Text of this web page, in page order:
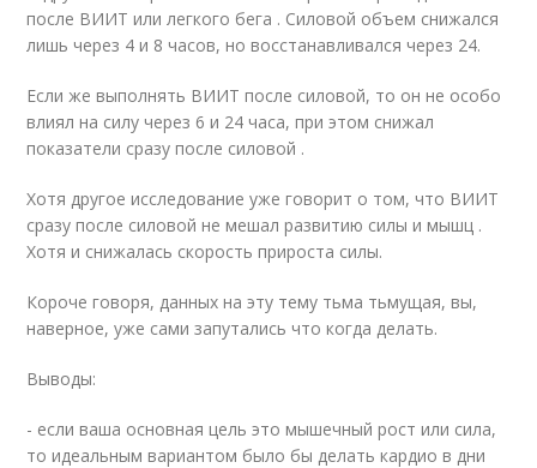
после ВИИТ или легкого бега . Силовой объем снижался
лишь через 4 и 8 часов, но восстанавливался через 24.
Если же выполнять ВИИТ после силовой, то он не особо
влиял на силу через 6 и 24 часа, при этом снижал
показатели сразу после силовой .
Хотя другое исследование уже говорит о том, что ВИИТ
сразу после силовой не мешал развитию силы и мышц .
Хотя и снижалась скорость прироста силы.
Короче говоря, данных на эту тему тьма тьмущая, вы,
наверное, уже сами запутались что когда делать.
Выводы:
- если ваша основная цель это мышечный рост или сила,
то идеальным вариантом было бы делать кардио в дни